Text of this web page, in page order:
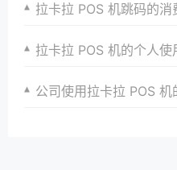
拉卡拉 POS 机跳码的消
拉卡拉 POS 机的个人使
公司使用拉卡拉 POS 机